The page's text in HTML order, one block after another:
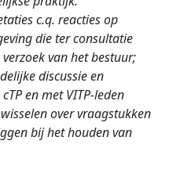
c.q. reacties op
die ter consultatie
van het bestuur;
discussie en
en met VITP-leden
over vraagstukken
bij het houden van